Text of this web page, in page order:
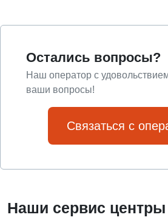
Остались вопросы?
Наш оператор с
ваши вопросы!
Связаться с
Наши сервис центры